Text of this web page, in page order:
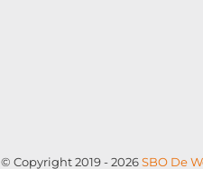
© Copyright 2019 - 2026 SBO De